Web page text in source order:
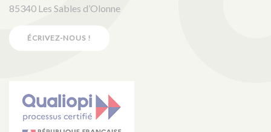
85340 Les Sables d’Olonne
ÉCRIVEZ-NOUS !